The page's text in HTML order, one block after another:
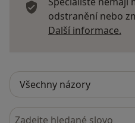
odstranění nebo
Další informace.
Hledejte v názorech